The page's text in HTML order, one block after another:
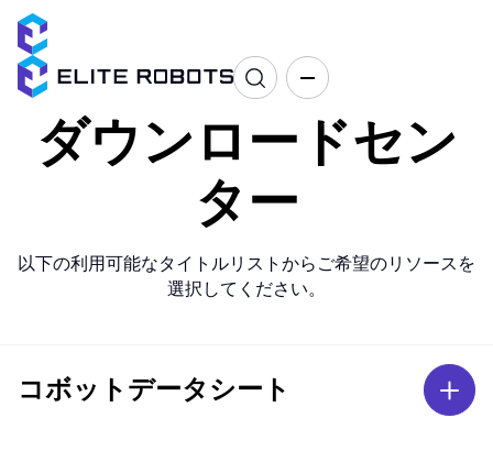
ダウンロードセン
ター
以下の利用可能なタイトルリストからご希望のリソースを
選択してください。
コボットデータシート